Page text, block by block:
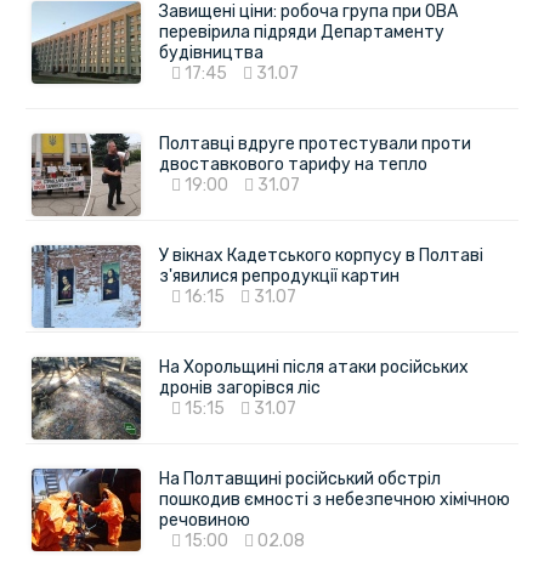
Завищені ціни: робоча група при ОВА
перевірила підряди Департаменту
будівництва
17:45
31.07
Полтавці вдруге протестували проти
двоставкового тарифу на тепло
19:00
31.07
У вікнах Кадетського корпусу в Полтаві
з'явилися репродукції картин
16:15
31.07
На Хорольщині після атаки російських
дронів загорівся ліс
15:15
31.07
На Полтавщині російський обстріл
пошкодив ємності з небезпечною хімічною
речовиною
15:00
02.08